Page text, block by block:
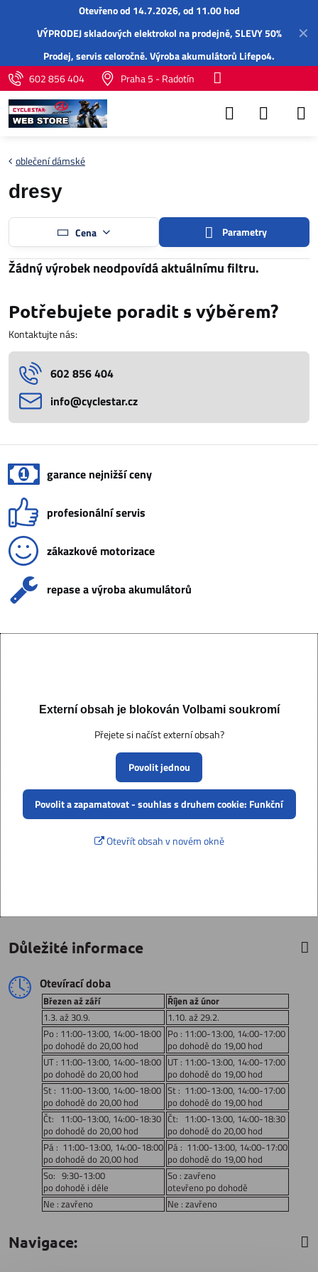
✕
Otevřeno od 14.7.2026, od 11.00 hod
VÝPRODEJ skladových elektrokol na prodejně, SLEVY 50%
Prodej,servisceloročně.Výroba akumulátorů Lifepo4.
602 856 404
Praha 5 - Radotín
oblečení dámské
dresy
Cena Parametry
Potřebujete poradit s výběrem?
Kontaktujte nás:
602 856 404
info​@cyclestar​.cz
garance nejnižší ceny
profesionální servis
zákazkové motorizace
repase a výroba akumulátorů
Externí obsah je blokován Volbami soukromí
Přejete si načíst externí obsah?
Povolit jednou
Povolit a zapamatovat - souhlas s druhem cookie: Funkční
Otevřít obsah v novém okně
Důležité informace
Otevírací doba
Březen až září
Říjen až únor
1.3. až 30.9.
1.10. až 29.2.
Po : 11:00-13:00, 14:00-18:00
po dohodě do 20,00 hod
Po : 11:00-13:00, 14:00-17:00
po dohodě do 19,00 hod
UT : 11:00-13:00, 14:00-18:00
po dohodě do 20,00 hod
UT : 11:00-13:00, 14:00-17:00
po dohodě do 19,00 hod
St : 11:00-13:00, 14:00-18:00
po dohodě do 20,00 hod
St : 11:00-13:00, 14:00-17:00
po dohodě do 19,00 hod
Čt: 11:00-13:00, 14:00-18:30
po dohodě do 20,00 hod
Čt: 11:00-13:00, 14:00-18:30
po dohodě do 20,00 hod
Pá : 11:00-13:00, 14:00-18:00
po dohodě do 20,00 hod
Pá : 11:00-13:00, 14:00-17:00
po dohodě do 19,00 hod
So: 9:30-13:00
po dohodě i déle
So : zavřeno
otevřeno po dohodě
Ne : zavřeno
Ne : zavřeno
Navigace: